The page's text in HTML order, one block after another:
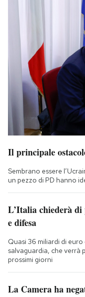
Il principale
Sembrano essere
un pezzo di PD hanno
L’Italia chiederà
e difesa
Quasi 36 miliardi di
salvaguardia, che verrà
prossimi giorni
La Camera ha